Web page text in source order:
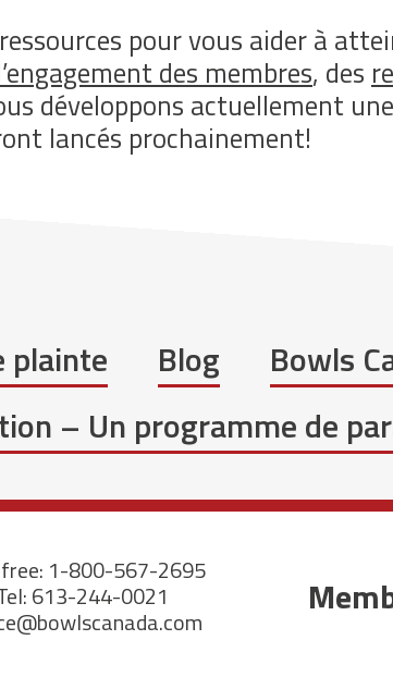
pour vous aider à
des membres, des
développons actuellement une
lancés prochainement!
plainte Blog
Bowls
– Un programme de
1-800-567-2695
613-244-0021